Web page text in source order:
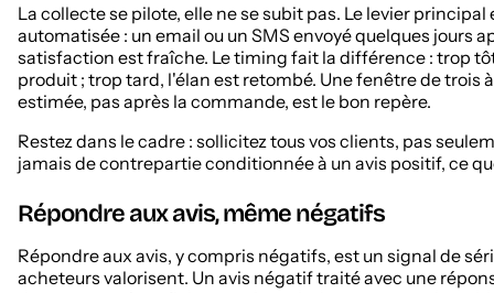
La collecte se pilote, elle ne se subit pas. Le levier principal
automatisée : un email ou un SMS envoyé quelques jours
satisfaction est fraîche. Le timing fait la différence : trop
produit ; trop tard, l'élan est retombé. Une fenêtre de trois
estimée, pas après la commande, est le bon repère.
Restez dans le cadre : sollicitez tous vos clients, pas
jamais de contrepartie conditionnée à un avis positif, ce
Répondre aux avis, même négatifs
Répondre aux avis, y compris négatifs, est un signal de
acheteurs valorisent. Un avis négatif traité avec une